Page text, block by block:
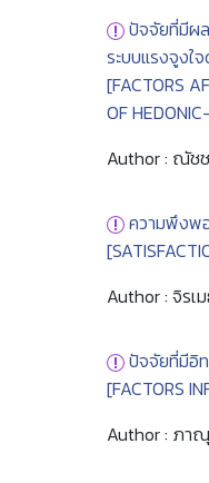
ปัจจัยที่มีผ
ระบบแรงจูงใ
[FACTORS
OF
Author : ณัช
ความพึงพ
Author : จิรเม
ปัจจัยที่มีอิ
[FACTORS
Author : ภา